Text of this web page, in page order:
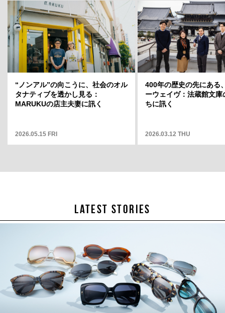
」店長・
ういう場
こから何
岡山天音に聞く、変容のスリルと変
わらない自分——連載「そこから何
が見えますか」12
2025.05.01 THU
“ノンアル”の向こうに、社会のオル
タナティブを透かし見る：
MARUKUの店主夫妻に訊く
2026.05.15 FRI
400年の歴史の先にある
ーウェイヴ：法蔵館文庫
ちに訊く
2026.03.12 THU
LATEST STORIES